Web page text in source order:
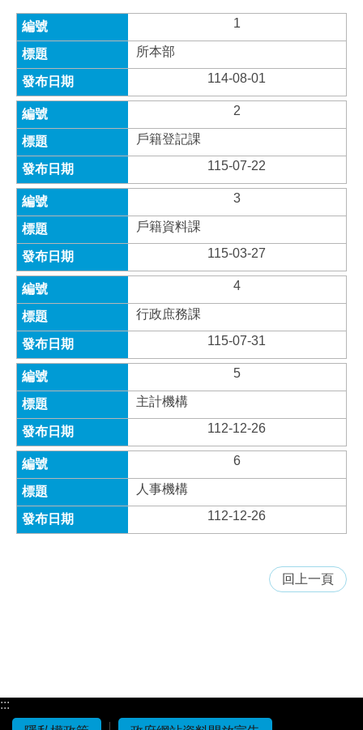
1
所本部
114-08-01
2
戶籍登記課
115-07-22
3
戶籍資料課
115-03-27
4
行政庶務課
115-07-31
5
主計機構
112-12-26
6
人事機構
112-12-26
回上一頁
:::